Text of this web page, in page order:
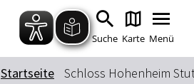
Zum Hauptinhalt springen
Zur Suche springen
Zur Hauptnavigation
Zum Footer springen
Suche Karte Menü
Startseite Schloss Hohenheim